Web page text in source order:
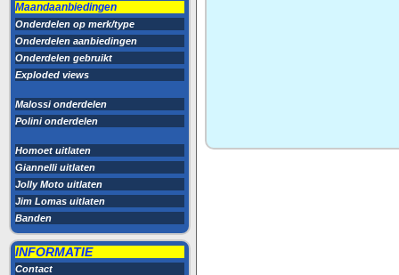
Maandaanbiedingen
Onderdelen op merk/type
Onderdelen aanbiedingen
Onderdelen gebruikt
Exploded views
Malossi onderdelen
Polini onderdelen
Homoet uitlaten
Giannelli uitlaten
Jolly Moto uitlaten
Jim Lomas uitlaten
Banden
INFORMATIE
Contact